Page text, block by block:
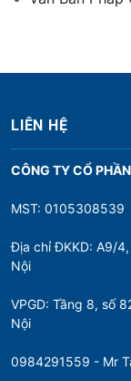
LIÊN HỆ
CÔNG TY CỔ
MST: 0105308539
Địa chỉ ĐKKD: A9/
Nội
VPGD: Tầng 8, số
Nội
0984291559 - Mr